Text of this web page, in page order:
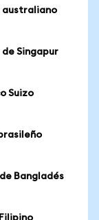
australiano
Singapur
Suizo
Bangladés